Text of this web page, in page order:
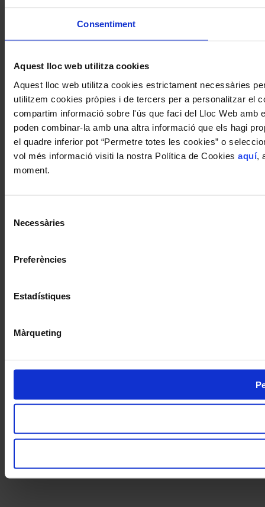
Consentiment
Aquest lloc web utilitza cookies
Aquest lloc web utilitza cookies estrictament necessàries
utilitzem cookies pròpies i de tercers per a personalitzar el
compartim informació sobre l'ús que faci del Lloc Web
poden combinar-la amb una altra informació que els hagi
el quadre inferior pot “Permetre totes les cookies” o
vol més informació visiti la nostra Política de Cookies aquí,
moment.
Necessàries
Preferències
Estadístiques
Màrqueting